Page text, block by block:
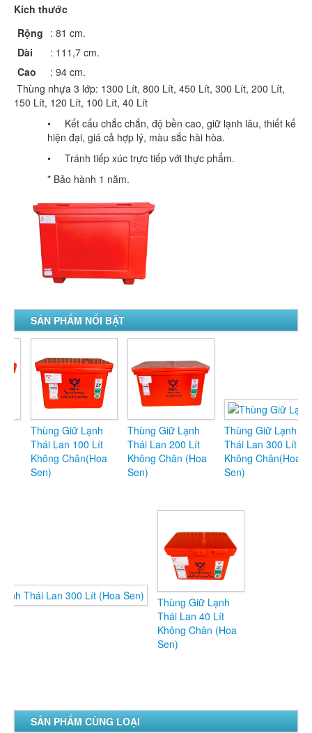
Kích thước
Rộng : 81 cm.
Dài
: 111,7 cm.
Cao
: 94 cm.
Thùng nhựa 3 lớp: 1300 Lít, 800 Lít, 450 Lít, 300 Lít, 200 Lít,
150 Lít, 120 Lít, 100 Lít, 40 Lít
• Kết cấu chắc chắn, độ bền cao, giữ lạnh lâu, thiết kế
hiện đại, giá cả hợp lý, màu sắc hài hòa.
• Tránh tiếp xúc trực tiếp với thực phẩm.
* Bảo hành 1 năm.
SẢN PHẨM NỔI BẬT
Thùng Giữ Lạnh
Thái Lan 100 Lít
Không Chân(Hoa
Thùng Giữ Lạnh
Thái Lan 200 Lít
Không Chân (Hoa
Thùng Giữ Lạnh
Thái Lan 300 Lít
Không Chân(Hoa
Không Chân (Hoa
SẢN PHẨM CÙNG LOẠI